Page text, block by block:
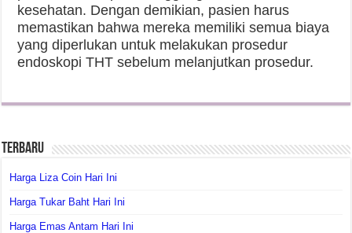
kesehatan. Dengan demikian, pasien harus
memastikan bahwa mereka memiliki semua biaya
yang diperlukan untuk melakukan prosedur
endoskopi THT sebelum melanjutkan prosedur.
Terbaru
Harga Liza Coin Hari Ini
Harga Tukar Baht Hari Ini
Harga Emas Antam Hari Ini